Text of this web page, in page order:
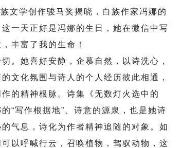
学创作骏马奖揭晓，白族作家冯娜的
一天正好是冯娜的生日，她在微信中写
丰富了我的生命！
她喜好安静，企慕自然，以诗洗心，
文化氛围与诗人的个人经历彼此相通，
的精神根脉。诗集《无数灯火选中的
“写作根据地”、诗意的源泉，也是她诗
气息，诗化为作者精神追随的对象。如
以呼喊行云，召唤植物，驾驭动物，这